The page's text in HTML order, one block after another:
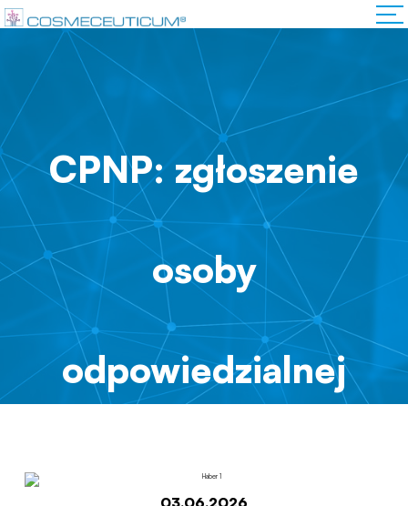
CPNP: zgłoszenie
osoby
odpowiedzialnej
03.06.2026